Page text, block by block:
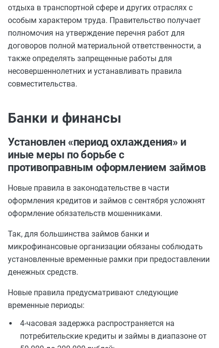
отдыха в транспортной сфере и других отраслях с
особым характером труда. Правительство получает
полномочия на утверждение перечня работ для
договоров полной материальной ответственности, а
также определять запрещенные работы для
несовершеннолетних и устанавливать правила
совместительства.
Банки и финансы
Установлен «период охлаждения» и
иные меры по борьбе с
противоправным оформлением займов
Новые правила в законодательстве в части
оформления кредитов и займов с сентября усложнят
оформление обязательств мошенниками.
Так, для большинства займов банки и
микрофинансовые организации обязаны соблюдать
установленные временные рамки при предоставлении
денежных средств.
Новые правила предусматривают следующие
временные периоды:
4-часовая задержка распространяется на
потребительские кредиты и займы в диапазоне от